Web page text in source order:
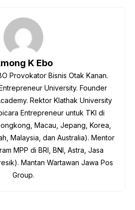
e
K Ebo
Provokator Bisnis Otak Kanan.
University. Founder
Rektor Klathak University
Entrepreneur untuk TKI di
Macau, Jepang, Korea,
Malaysia, dan Australia). Mentor
MPP di BRI, BNI, Astra, Jasa
Mantan Wartawan Jawa Pos
Group.